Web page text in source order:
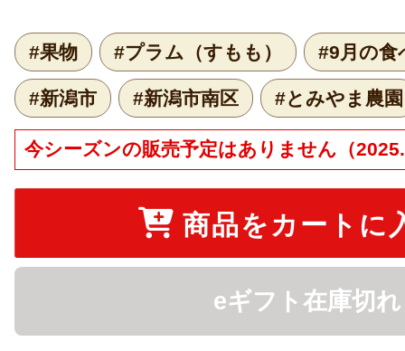
#果物 #プラム（すもも） #9月の食
#新潟市 #新潟市南区 #とみやま農園
今シーズンの販売予定はありません（
商品をカートに
eギフト在庫切れ